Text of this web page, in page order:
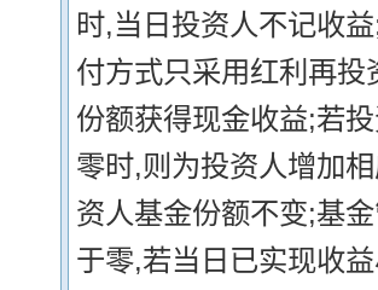
时,当日投资人不记收
付方式只采用红利再
份额获得现金收益;若
零时,则为投资人增加
资人基金份额不变;基
于零,若当日已实现收